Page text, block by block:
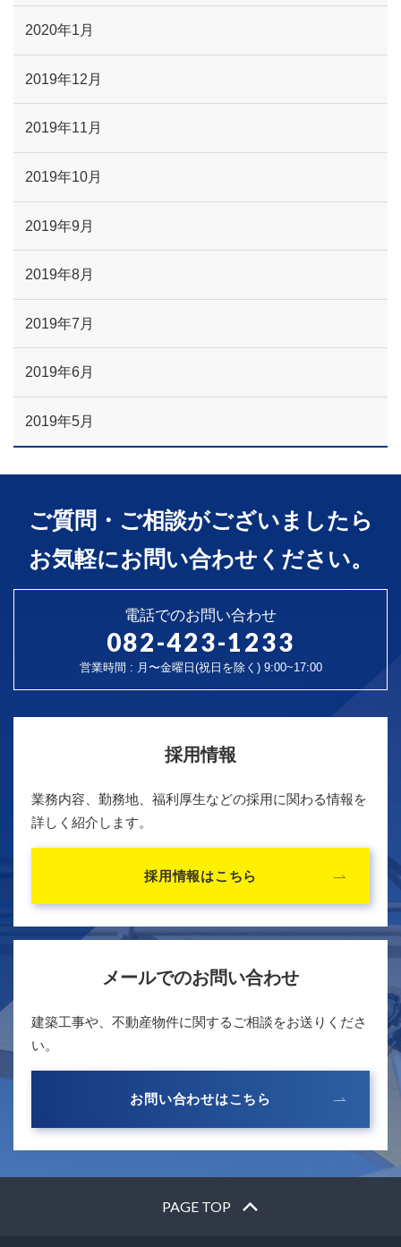
2020年1月
2019年12月
2019年11月
2019年10月
2019年9月
2019年8月
2019年7月
2019年6月
2019年5月
ご質問・ご相談がございましたら
お気軽にお問い合わせください。
電話でのお問い合わせ
082-423-1233
営業時間 : 月〜金曜日(祝日を除く) 9:00~17:00
採用情報
業務内容、勤務地、福利厚生などの採用に関わる情報を
詳しく紹介します。
採用情報はこちら
メールでのお問い合わせ
建築工事や、不動産物件に関するご相談をお送りくださ
い。
お問い合わせはこちら
PAGE TOP